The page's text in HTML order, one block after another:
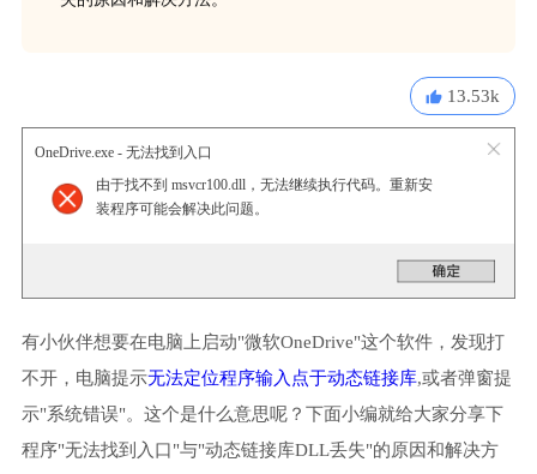
13.53k
OneDrive.exe - 无法找到入口
由于找不到 msvcr100.dll，无法继续执行代码。重新安
装程序可能会解决此问题。
有小伙伴想要在电脑上启动"微软OneDrive"这个软件，发现打
不开，电脑提示无法定位程序输入点于动态链接库,或者弹窗提
示"系统错误"。这个是什么意思呢？下面小编就给大家分享下
程序"无法找到入口"与"动态链接库DLL丢失"的原因和解决方